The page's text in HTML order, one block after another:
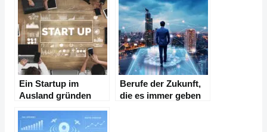
Ein Startup im
Ausland gründen
Berufe der Zukunft,
die es immer geben